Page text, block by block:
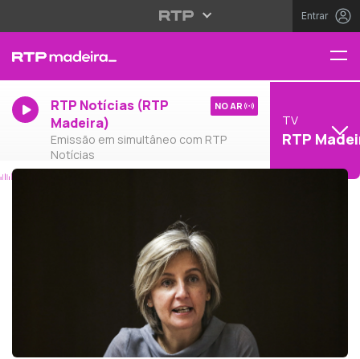
Entrar
RTP Notícias (RTP
Madeira)
Emissão em simultâneo com RTP
Notícias
NO AR
TV
RTP